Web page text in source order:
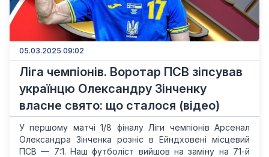
05.03.2025 09:02
Ліга чемпіонів. Воротар ПСВ зіпсував
українцю Олександру Зінченку
власне свято: що сталося (відео)
У першому матчі 1/8 фіналу Ліги чемпіонів Арсенал
Олександра Зінченка розніс в Ейндховені місцевий
ПСВ — 7:1. Наш футболіст вийшов на заміну на 71-й